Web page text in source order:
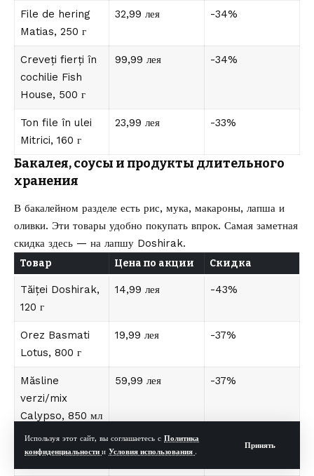
Используя этот сайт, вы соглашаетесь с Политика
конфиденциальности и Условия использования .
Принять
File de hering
Matias, 250 г
32,99 лея -34%
Creveți fierți în
cochilie Fish
House, 500 г
99,99 лея -34%
Ton file în ulei
Mitrici, 160 г
23,99 лея -33%
Бакалея, соусы и продукты длительного
хранения
В бакалейном разделе есть рис, мука, макароны, лапша и
оливки. Эти товары удобно покупать впрок. Самая заметная
скидка здесь — на лапшу Doshirak.
Товар Цена по акции Скидка
Tăiței Doshirak,
120 г
14,99 лея -43%
Orez Basmati
Lotus, 800 г
19,99 лея -37%
Măsline
verzi/mix
Calypso, 850 мл
59,99 лея -37%
Făină de grâu
9,99 лея